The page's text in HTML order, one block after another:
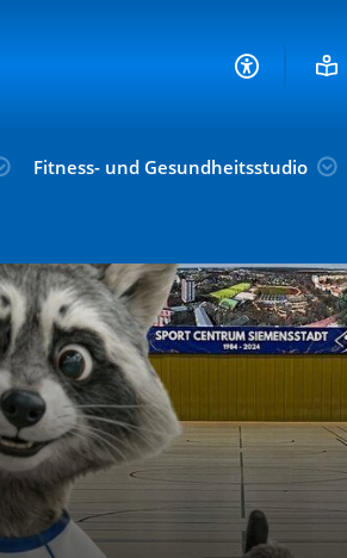
Fitness- und Gesundheitsstudio